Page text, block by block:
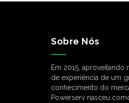
Sobre Nós
Em 2015, aproveitando
de experiência de um
conhecimento do
Powerserv nasceu